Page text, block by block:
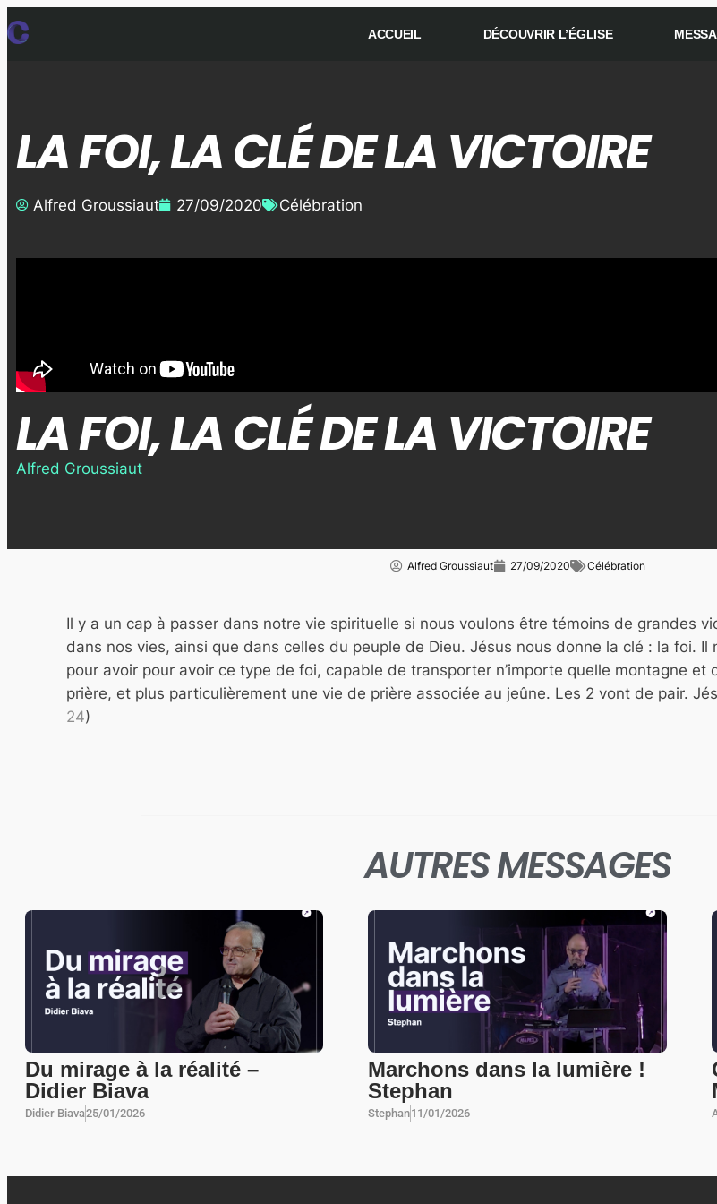
ACCUEIL DÉCOUVRIR L’ÉGLISE
LA FOI, LA CLÉ DE LA VICTOIRE
Alfred Groussiaut 27/09/2020 Célébration
LA FOI, LA CLÉ DE LA VICTOIRE
Alfred Groussiaut
Alfred Groussiaut 27/09/2020 Célébration
Il y a un cap à passer dans notre vie spirituelle si nous voulons être témoins de grandes
dans nos vies, ainsi que dans celles du peuple de Dieu. Jésus nous donne la clé : la foi.
pour avoir pour avoir ce type de foi, capable de transporter n’importe quelle montagne et
prière, et plus particulièrement une vie de prière associée au jeûne. Les 2 vont de pair.
24)
AUTRES MESSAGES
Du mirage à la réalité –
Didier Biava
Didier Biava25/01/2026
Marchons dans la lumière !
Stephan
Stephan11/01/2026